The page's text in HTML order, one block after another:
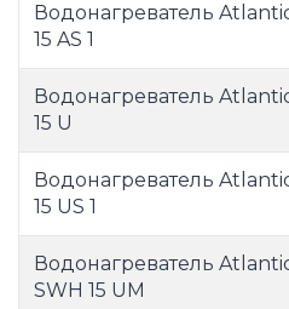
Водонагреватель
15 AS 1
Водонагреватель
15 U
Водонагреватель
15 US 1
Водонагреватель
SWH 15 UM